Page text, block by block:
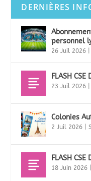
DERNIÈRES
personnel
26 Juil 2026
FLASH CSE
23 Juil 2026
Colonies
2 Juil 2026 |
FLASH CSE
18 Juin 2026